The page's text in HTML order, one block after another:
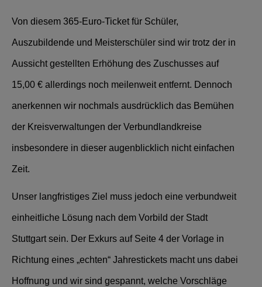
Von diesem 365-Euro-Ticket für Schüler,
Auszubildende und Meisterschüler sind wir trotz der in
Aussicht gestellten Erhöhung des Zuschusses auf
15,00 € allerdings noch meilenweit entfernt. Dennoch
anerkennen wir nochmals ausdrücklich das Bemühen
der Kreisverwaltungen der Verbundlandkreise
insbesondere in dieser augenblicklich nicht einfachen
Zeit.
Unser langfristiges Ziel muss jedoch eine verbundweit
einheitliche Lösung nach dem Vorbild der Stadt
Stuttgart sein. Der Exkurs auf Seite 4 der Vorlage in
Richtung eines „echten“ Jahrestickets macht uns dabei
Hoffnung und wir sind gespannt, welche Vorschläge